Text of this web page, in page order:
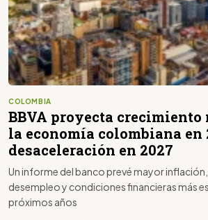
COLOMBIA
BBVA proyecta crecimiento
la economía colombiana en
desaceleración en 2027
Un informe del banco prevé mayor
desempleo y condiciones financieras más
próximos años